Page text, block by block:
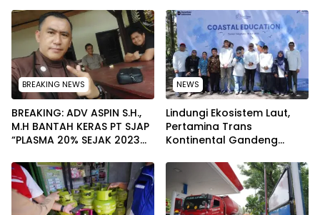
Secara Rutin dan
Menyeluruh
Nasional 2026
BREAKING NEWS
BREAKING: ADV ASPIN S.H.,
M.H BANTAH KERAS PT SJAP
“PLASMA 20% SEJAK 2023
WARGA WAWOONE!
NEWS
Lindungi Ekosistem Laut,
Pertamina Trans
Kontinental Gandeng
Kebersihan Pantai di
Bitung, Sulawesi